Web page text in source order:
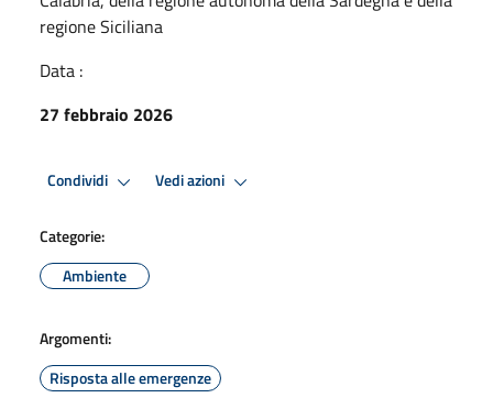
regione Siciliana
Data :
27 febbraio 2026
Condividi Vedi azioni
Categorie:
Ambiente
Argomenti:
Risposta alle emergenze